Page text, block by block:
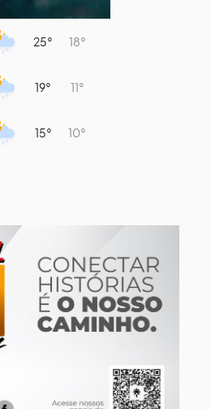
25° 18°
19° 11°
15° 10°
17° 8°
13° 12°